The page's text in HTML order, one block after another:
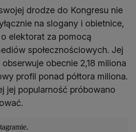
drodze do Kongresu nie
na slogany i obietnice,
elektorat za pomocą
społecznościowych. Jej
obecnie 2,18 miliona
profil ponad półtora miliona.
jej popularność próbowano